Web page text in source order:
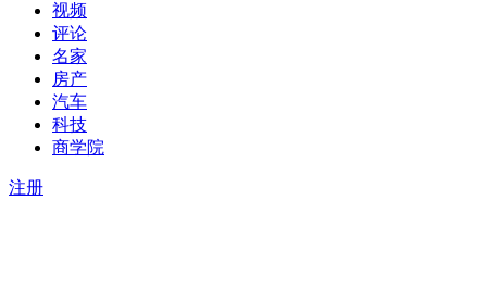
视频
评论
名家
房产
汽车
科技
商学院
注册